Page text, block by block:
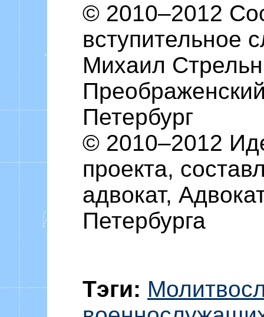
© 2010–2012
вступительное
Михаил
Петербург
© 2010–2012
проекта,
адвокат,
Петербурга
Тэги: